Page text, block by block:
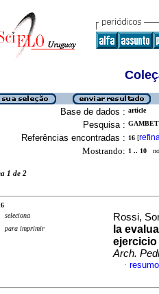
Base de dados : article
Pesquisa :
Referências encontradas : 16 [
Mostrando: 1 .. 10
1 de 2
seleciona
para imprimir
Rossi,
la
ejercicio
Arch.
·